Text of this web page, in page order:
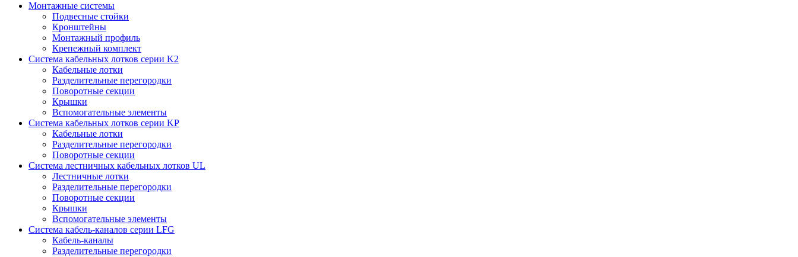
Монтажные системы
Подвесные стойки
Кронштейны
Монтажный профиль
Крепежный комплект
Система кабельных лотков серии K2
Кабельные лотки
Разделительные перегородки
Поворотные секции
Крышки
Вспомогательные элементы
Система кабельных лотков серии KР
Кабельные лотки
Разделительные перегородки
Поворотные секции
Система лестничных кабельных лотков UL
Лестничные лотки
Разделительные перегородки
Поворотные секции
Крышки
Вспомогательные элементы
Система кабель-каналов серии LFG
Кабель-каналы
Разделительные перегородки